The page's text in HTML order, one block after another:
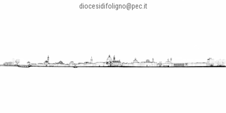
diocesidifoligno@pec.it